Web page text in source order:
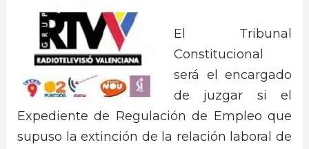
El Tribunal
Constitucional
será el encargado
de juzgar si el
Expediente de Regulación de Empleo que
supuso la extinción de la relación laboral de